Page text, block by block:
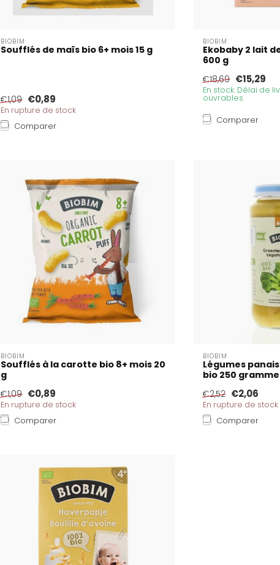
BIOBIM
Soufflés de maïs bio 6+ mois 15 g
€1,09 €0,89
En rupture de stock
Comparer
BIOBIM
Ekobaby 2 lait
600 g
€18,69 €15,29
En stock. Délai de
ouvrables
Comparer
BIOBIM
Soufflés à la carotte bio 8+ mois 20
g
€1,09 €0,89
En rupture de stock
Comparer
BIOBIM
Légumes
bio 250
€2,52 €2,06
En rupture de stock
Comparer